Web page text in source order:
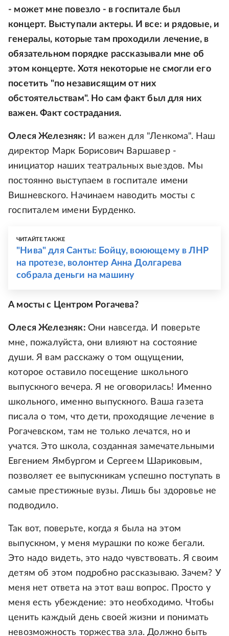
- может мне повезло - в госпитале был
концерт. Выступали актеры. И все: и рядовые, и
генералы, которые там проходили лечение, в
обязательном порядке рассказывали мне об
этом концерте. Хотя некоторые не смогли его
посетить "по независящим от них
обстоятельствам". Но сам факт был для них
важен. Факт сострадания.
Олеся Железняк: И важен для "Ленкома". Наш
директор Марк Борисович Варшавер -
инициатор наших театральных выездов. Мы
постоянно выступаем в госпитале имени
Вишневского. Начинаем наводить мосты с
госпиталем имени Бурденко.
ЧИТАЙТЕ ТАКЖЕ
"Нива" для Санты: Бойцу, воюющему в ЛНР
на протезе, волонтер Анна Долгарева
собрала деньги на машину
А мосты с Центром Рогачева?
Олеся Железняк: Они навсегда. И поверьте
мне, пожалуйста, они влияют на состояние
души. Я вам расскажу о том ощущении,
которое оставило посещение школьного
выпускного вечера. Я не оговорилась! Именно
школьного, именно выпускного. Ваша газета
писала о том, что дети, проходящие лечение в
Рогачевском, там не только лечатся, но и
учатся. Это школа, созданная замечательными
Евгением Ямбургом и Сергеем Шариковым,
позволяет ее выпускникам успешно поступать в
самые престижные вузы. Лишь бы здоровье не
подводило.
Так вот, поверьте, когда я была на этом
выпускном, у меня мурашки по коже бегали.
Это надо видеть, это надо чувствовать. Я своим
детям об этом подробно рассказываю. Зачем? У
меня нет ответа на этот ваш вопрос. Просто у
меня есть убеждение: это необходимо. Чтобы
ценить каждый день своей жизни и понимать
невозможность торжества зла. Должно быть